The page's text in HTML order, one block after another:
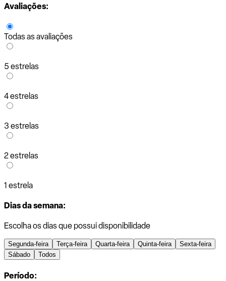
Avaliações:
Todas as avaliações
5 estrelas
4 estrelas
3 estrelas
2 estrelas
1 estrela
Dias da semana:
Escolha os dias que possui disponibilidade
Segunda-feira Terça-feira Quarta-feira Quinta-feira
Sexta-feira
Sábado
Todos
Período: